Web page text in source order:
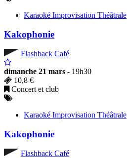
Karaoké Improvisation Théâtrale
Kakophonie
Flashback Café
dimanche 21 mars - 19h30
10,8 €
Concert et club
Karaoké Improvisation Théâtrale
Kakophonie
Flashback Café